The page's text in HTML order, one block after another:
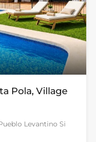
Pola, Village
Levantino Si